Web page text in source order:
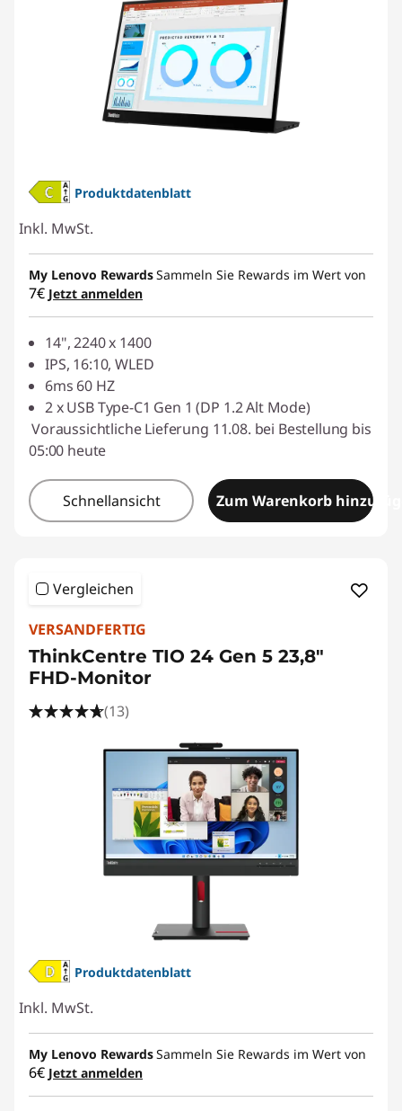
Produktdatenblatt
Inkl. MwSt.
My Lenovo RewardsSammeln Sie Rewards im Wert von
7€ Jetzt anmelden
14", 2240 x 1400
IPS, 16:10, WLED
6ms 60 HZ
2 x USB Type-C1 Gen 1 (DP 1.2 Alt Mode)
Voraussichtliche Lieferung 11.08. bei Bestellung bis
05:00 heute
Schnellansicht Zum Warenkorb
Vergleichen
VERSANDFERTIG
ThinkCentre TIO 24 Gen 5 23,8"
FHD-Monitor
(13)
Produktdatenblatt
Inkl. MwSt.
My Lenovo RewardsSammeln Sie Rewards im Wert von
6€ Jetzt anmelden